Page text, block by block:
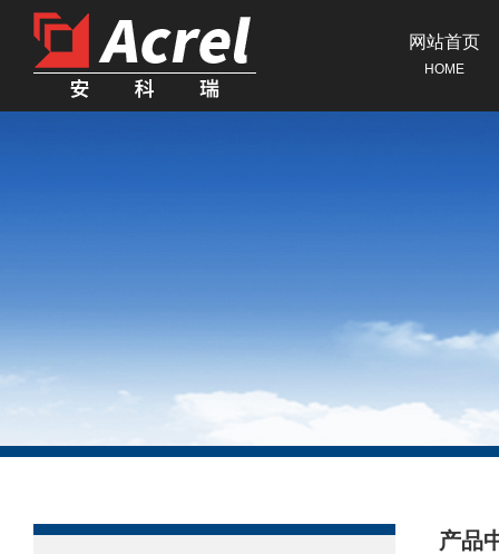
网站首页
HOME
产品